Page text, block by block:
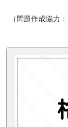
（問題作成協力：